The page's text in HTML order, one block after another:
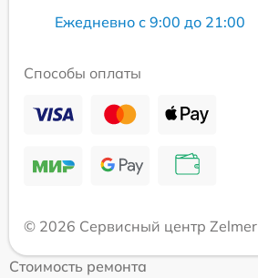
Ежедневно с 9:00 до 21:00
Способы оплаты
© 2026 Сервисный центр Zelmer
Стоимость ремонта